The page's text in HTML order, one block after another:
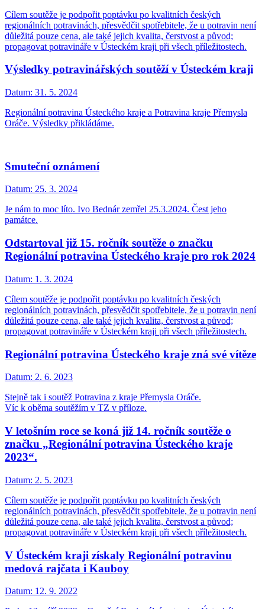
Cílem soutěže je podpořit poptávku po kvalitních českých
regionálních potravinách, přesvědčit spotřebitele, že u potravin není
důležitá pouze cena, ale také jejich kvalita, čerstvost a původ;
propagovat potravináře v Ústeckém kraji při všech příležitostech.
Výsledky potravinářských soutěží v Ústeckém kraji
Datum: 31. 5. 2024
Regionální potravina Ústeckého kraje a Potravina kraje Přemysla
Oráče. Výsledky přikládáme.
Smuteční oznámení
Datum: 25. 3. 2024
Je nám to moc líto. Ivo Bednár zemřel 25.3.2024. Čest jeho
památce.
Odstartoval již 15. ročník soutěže o značku
Regionální potravina Ústeckého kraje pro rok 2024
Datum: 1. 3. 2024
Cílem soutěže je podpořit poptávku po kvalitních českých
regionálních potravinách, přesvědčit spotřebitele, že u potravin není
důležitá pouze cena, ale také jejich kvalita, čerstvost a původ;
propagovat potravináře v Ústeckém kraji při všech příležitostech.
Regionální potravina Ústeckého kraje zná své vítěze
Datum: 2. 6. 2023
Stejně tak i soutěž Potravina z kraje Přemysla Oráče.
Víc k oběma soutěžím v TZ v příloze.
V letošním roce se koná již 14. ročník soutěže o
značku „Regionální potravina Ústeckého kraje
2023“.
Datum: 2. 5. 2023
Cílem soutěže je podpořit poptávku po kvalitních českých
regionálních potravinách, přesvědčit spotřebitele, že u potravin není
důležitá pouze cena, ale také jejich kvalita, čerstvost a původ;
propagovat potravináře v Ústeckém kraji při všech příležitostech.
V Ústeckém kraji získaly Regionální potravinu
medová rajčata i Kauboy
Datum: 12. 9. 2022